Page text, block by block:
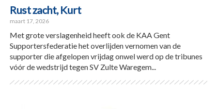
Rust zacht, Kurt
maart 17, 2026
Met grote verslagenheid heeft ook de KAA Gent
Supportersfederatie het overlijden vernomen van de
supporter die afgelopen vrijdag onwel werd op de tribunes
vóór de wedstrijd tegen SV Zulte Waregem...